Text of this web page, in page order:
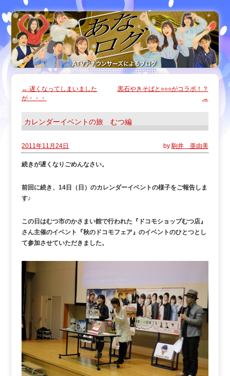
← 遅くなってしまいました
が・・・
黒石やきそばと○○○がコラボ！？
→
カレンダーイベントの旅 むつ編
2011年11月24日 by駒井 亜由美
続きが遅くなりごめんなさい。
前回に続き、14日（日）のカレンダーイベントの様子をご報告しま
す♪
この日はむつ市のかさまい館で行われた『ドコモショップむつ店』
さん主催のイベント『秋のドコモフェア』のイベントのひとつとし
て参加させていただきました。